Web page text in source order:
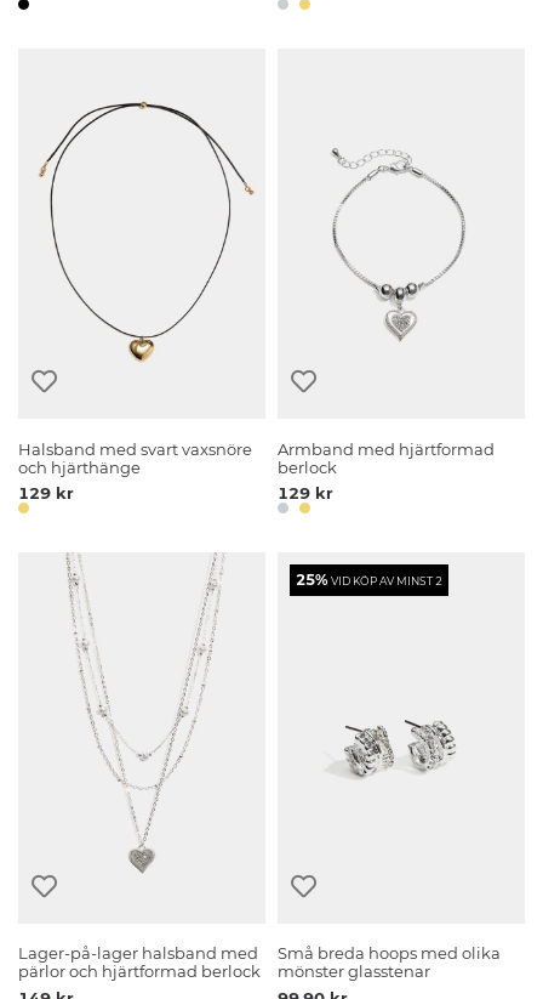
Halsband med svart vaxsnöre
och hjärthänge
129 kr
Armband med hjärtformad
berlock
129 kr
Lager-på-lager halsband med
pärlor och hjärtformad berlock
25%VID KÖP AV MINST 2
Små breda hoops med olika
mönster glasstenar